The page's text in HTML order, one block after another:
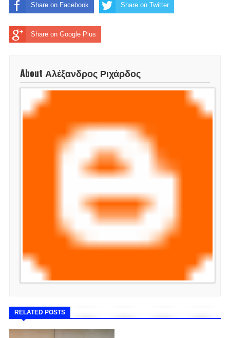
Share on Facebook Share on Twitter
Share on Google Plus
About Αλέξανδρος Ριχάρδος
RELATED POSTS